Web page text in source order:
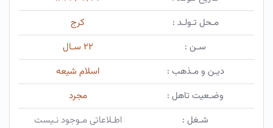
مـحل تـولـد :
کرج
سـن :
۲۲ سـال
دیـن و مـذهب :
اسلام شیعه
وضـعیت تاهل :
مجرد
شـغل :
اطـلاعاتی مـوجود نـیست